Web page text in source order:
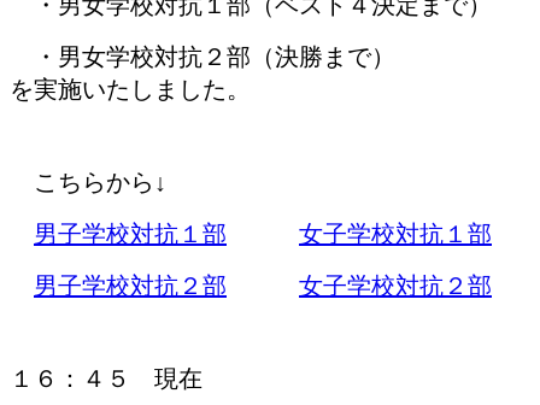
・男女学校対抗２部（決勝まで）
を実施いたしました。
こちらから↓
男子学校対抗１部
女子学校対抗１部
男子学校対抗２部
女子学校対抗２部
１６：４５ 現在